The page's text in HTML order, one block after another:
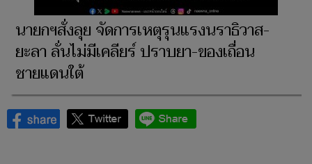
นายกฯสั่งลุย จัดการเหตุรุนแรงนราธิวาส-
ยะลา ลั่นไม่มีเคลียร์ ปราบยา-ของเถื่อน
ชายแดนใต้